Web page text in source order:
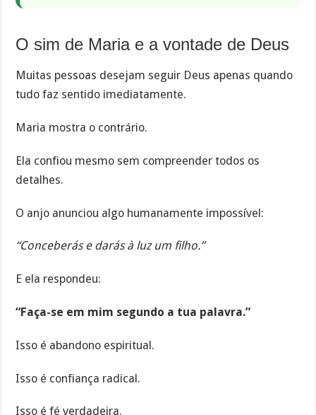
O sim de Maria e a vontade de Deus
Muitas pessoas desejam seguir Deus apenas quando
tudo faz sentido imediatamente.
Maria mostra o contrário.
Ela confiou mesmo sem compreender todos os
detalhes.
O anjo anunciou algo humanamente impossível:
“Conceberás e darás à luz um filho.”
E ela respondeu:
“Faça-se em mim segundo a tua palavra.”
Isso é abandono espiritual.
Isso é confiança radical.
Isso é fé verdadeira.